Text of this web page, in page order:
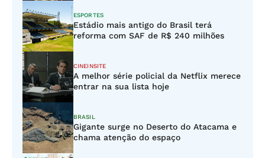
ESPORTES
Estádio mais antigo do Brasil terá
reforma com SAF de R$ 240 milhões
CINEINSITE
A melhor série policial da Netflix merece
entrar na sua lista hoje
BRASIL
Gigante surge no Deserto do Atacama e
chama atenção do espaço